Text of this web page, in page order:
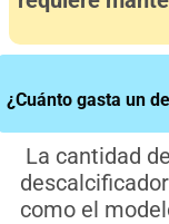
¿Cuánto gasta un
La cantidad
como el